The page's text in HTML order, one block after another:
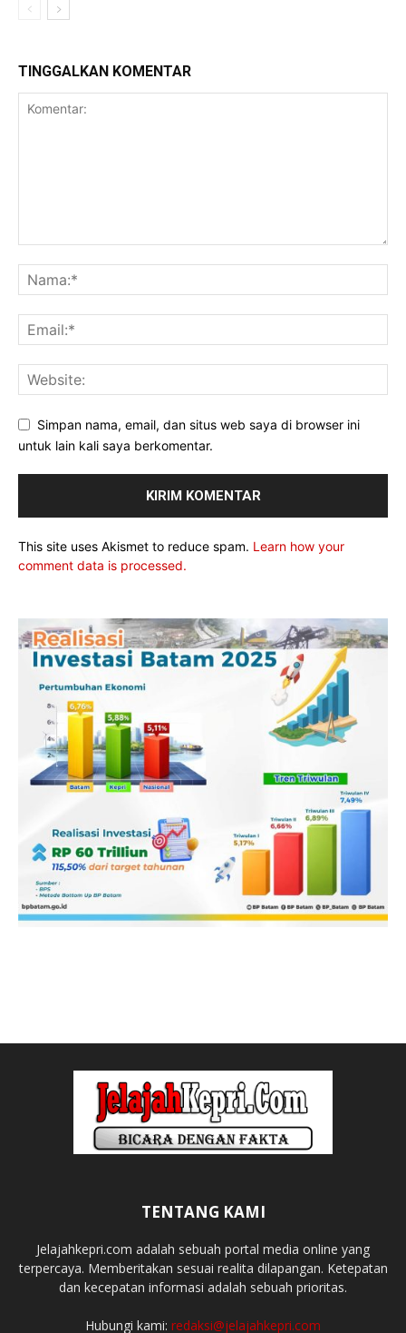
TINGGALKAN KOMENTAR
Simpan nama, email, dan situs web saya di browser ini
untuk lain kali saya berkomentar.
This site uses Akismet to reduce spam. Learn how your
comment data is processed.
TENTANG KAMI
Jelajahkepri.com adalah sebuah portal media online yang
terpercaya. Memberitakan sesuai realita dilapangan. Ketepatan
dan kecepatan informasi adalah sebuah prioritas.
Hubungi kami: redaksi@jelajahkepri.com